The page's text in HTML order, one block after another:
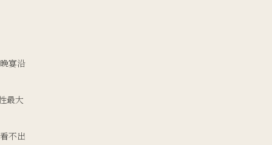
宴沿
最大
不出